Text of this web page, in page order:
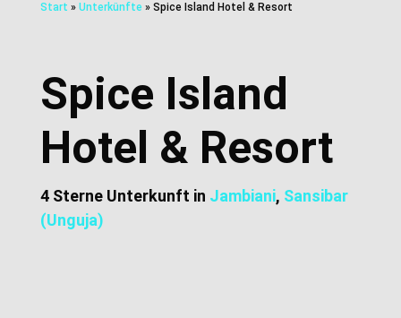
Start » Unterkünfte » Spice Island Hotel & Resort
Spice Island
Hotel & Resort
4 Sterne Unterkunft in Jambiani, Sansibar
(Unguja)